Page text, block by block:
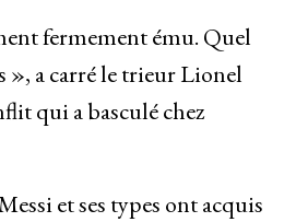
fermement ému. Quel
», a carré le trieur Lionel
qui a basculé chez
et ses types ont acquis